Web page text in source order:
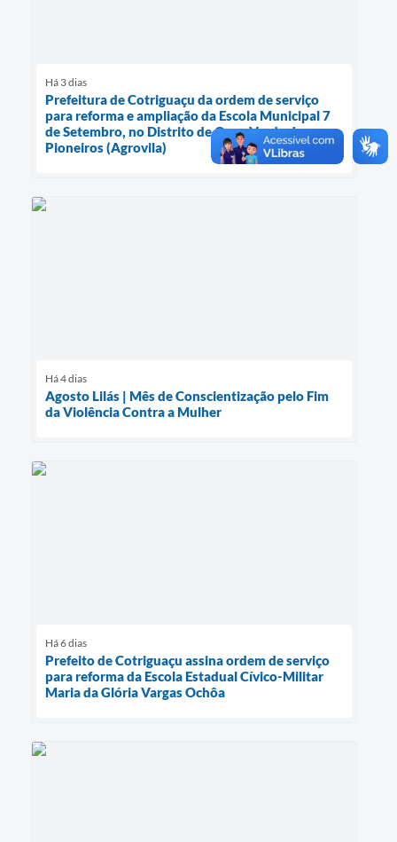
Há 3 dias
Prefeitura de Cotriguaçu da ordem de serviço
para reforma e ampliação da Escola Municipal 7
de Setembro, no Distrito de Ouro Verde dos
Pioneiros (Agrovila)
Há 4 dias
Agosto Lilás | Mês de Conscientização pelo Fim
da Violência Contra a Mulher
Há 6 dias
Prefeito de Cotriguaçu assina ordem de serviço
para reforma da Escola Estadual Cívico-Militar
Maria da Glória Vargas Ochôa